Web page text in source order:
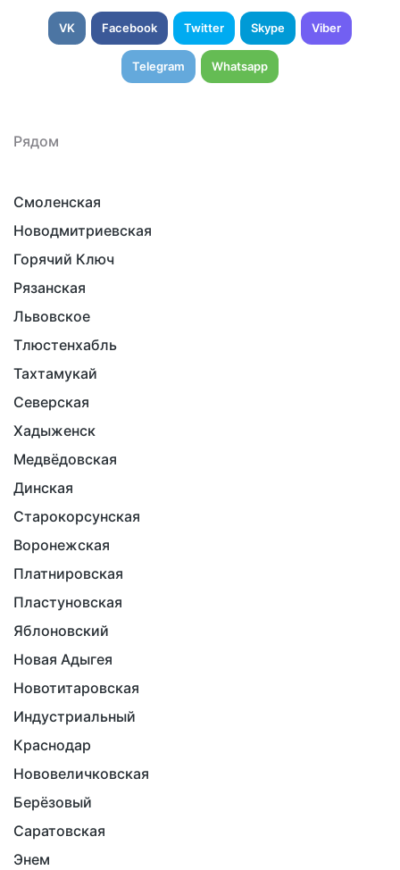
VK Facebook Twitter Skype Viber
Telegram Whatsapp
Рядом
Смоленская
Новодмитриевская
Горячий Ключ
Рязанская
Львовское
Тлюстенхабль
Тахтамукай
Северская
Хадыженск
Медвёдовская
Динская
Старокорсунская
Воронежская
Платнировская
Пластуновская
Яблоновский
Новая Адыгея
Новотитаровская
Индустриальный
Краснодар
Нововеличковская
Берёзовый
Саратовская
Энем